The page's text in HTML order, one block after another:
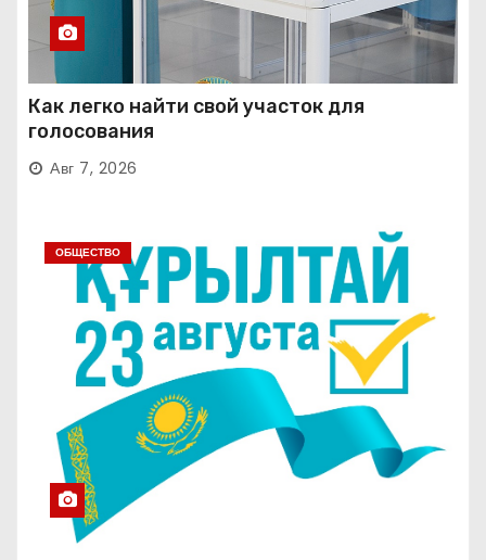
Как легко найти свой участок для
голосования
Авг 7, 2026
ОБЩЕСТВО